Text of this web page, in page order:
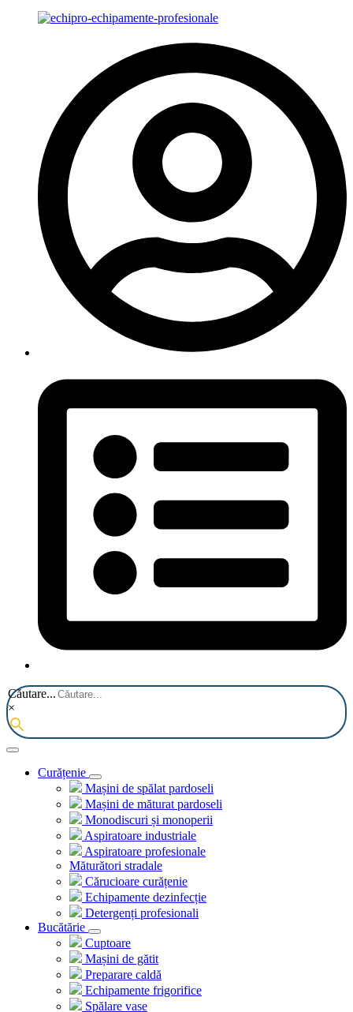
Căutare...
×
Curățenie
Mașini de spălat pardoseli
Mașini de măturat pardoseli
Monodiscuri și monoperii
Aspiratoare industriale
Aspiratoare profesionale
Măturători stradale
Cărucioare curățenie
Echipamente dezinfecție
Detergenți profesionali
Bucătărie
Cuptoare
Mașini de gătit
Preparare caldă
Echipamente frigorifice
Spălare vase